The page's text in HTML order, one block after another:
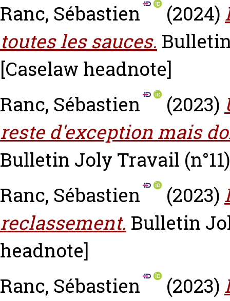
Ranc, Sébastien
(2024)
toutes les sauces.
[Caselaw headnote]
Ranc, Sébastien
(2023)
reste d'exception mais
Bulletin Joly Travail
Ranc, Sébastien
(2023)
reclassement. Bulletin
headnote]
Ranc, Sébastien
(2023)